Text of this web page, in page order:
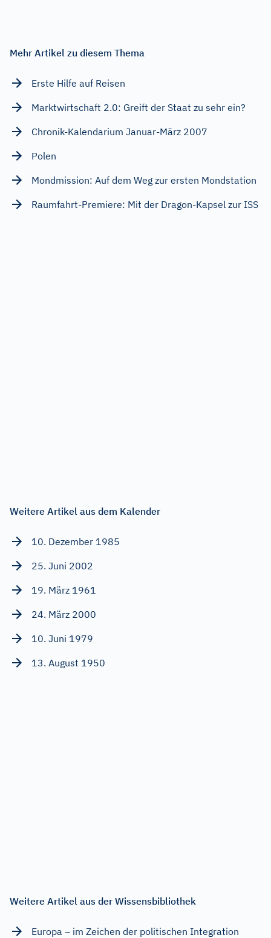
Mehr Artikel zu diesem Thema
Erste Hilfe auf Reisen
Marktwirtschaft 2.0: Greift der Staat zu sehr ein?
Chronik-Kalendarium Januar-März 2007
Polen
Mondmission: Auf dem Weg zur ersten Mondstation
Raumfahrt-Premiere: Mit der Dragon-Kapsel zur ISS
Weitere Artikel aus dem Kalender
10. Dezember 1985
25. Juni 2002
19. März 1961
24. März 2000
10. Juni 1979
13. August 1950
Weitere Artikel aus der Wissensbibliothek
Europa – im Zeichen der politischen Integration